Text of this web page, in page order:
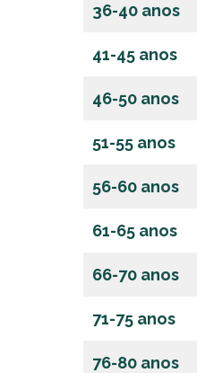
36-40 anos
41-45 anos
46-50 anos
51-55 anos
56-60 anos
61-65 anos
66-70 anos
71-75 anos
76-80 anos